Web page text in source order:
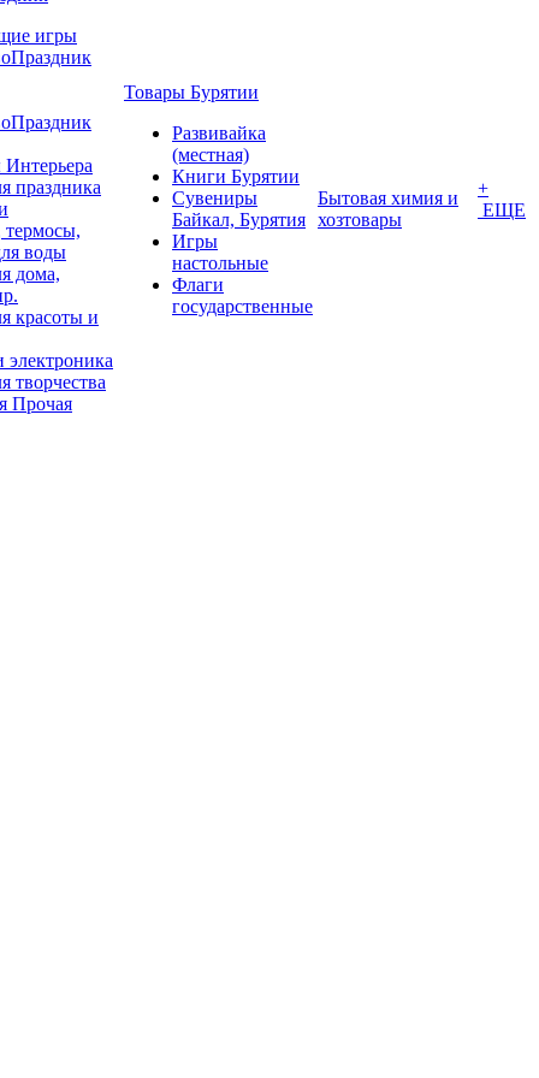
игры
праздника
воды
дома,
красоты и
творчества
Прочая
Товары Бурятии
Развивайка
(местная)
Книги Бурятии
Сувениры
Байкал, Бурятия
Игры
настольные
Флаги
государственные
Бытовая химия и
хозтовары
+
ЕЩЕ